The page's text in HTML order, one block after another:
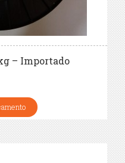
– Importado